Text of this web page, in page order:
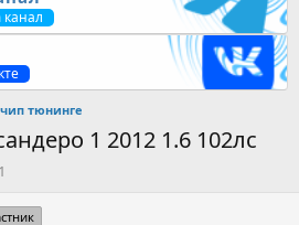
канал
тюнинге
1 2012 1.6 102лс